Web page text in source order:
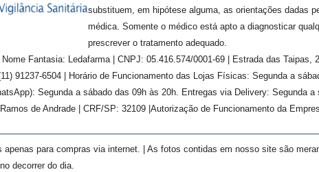
substituem, em hipótese alguma, as orientações dadas
médica. Somente o médico está apto a diagnosticar
prescrever o tratamento adequado.
Fantasia: Ledafarma | CNPJ: 05.416.574/0001-69 | Estrada das Taipas,
91237-6504 | Horário de Funcionamento das Lojas Físicas: Segunda a
Segunda a sábado das 09h às 20h. Entregas via Delivery: Segunda a
de Andrade | CRF/SP: 32109 |Autorização de Funcionamento da
para compras via internet. | As fotos contidas em nosso site são
decorrer do dia.